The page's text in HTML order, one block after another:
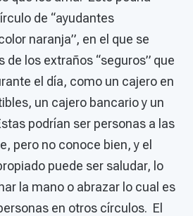
de “ayudantes
naranja”, en el que se
los extraños “seguros” que
el día, como un cajero en
un cajero bancario y un
podrían ser personas a las
pero no conoce bien, y el
puede ser saludar, lo
la mano o abrazar lo cual es
en otros círculos. El